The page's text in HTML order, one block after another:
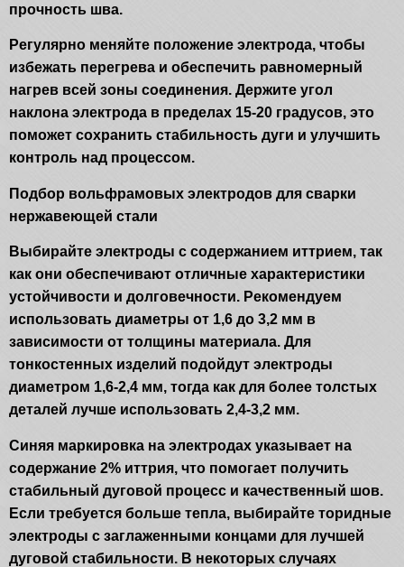
прочность шва.
Регулярно меняйте положение электрода, чтобы
избежать перегрева и обеспечить равномерный
нагрев всей зоны соединения. Держите угол
наклона электрода в пределах 15-20 градусов, это
поможет сохранить стабильность дуги и улучшить
контроль над процессом.
Подбор вольфрамовых электродов для сварки
нержавеющей стали
Выбирайте электроды с содержанием иттрием, так
как они обеспечивают отличные характеристики
устойчивости и долговечности. Рекомендуем
использовать диаметры от 1,6 до 3,2 мм в
зависимости от толщины материала. Для
тонкостенных изделий подойдут электроды
диаметром 1,6-2,4 мм, тогда как для более толстых
деталей лучше использовать 2,4-3,2 мм.
Синяя маркировка на электродах указывает на
содержание 2% иттрия, что помогает получить
стабильный дуговой процесс и качественный шов.
Если требуется больше тепла, выбирайте торидные
электроды с заглаженными концами для лучшей
дуговой стабильности. В некоторых случаях